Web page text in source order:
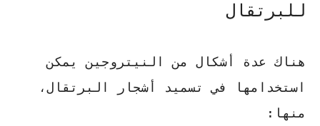
للبرتقال
هناك عدة أشكال من النيتروجين يمكن
استخدامها في تسميد أشجار البرتقال،
منها: